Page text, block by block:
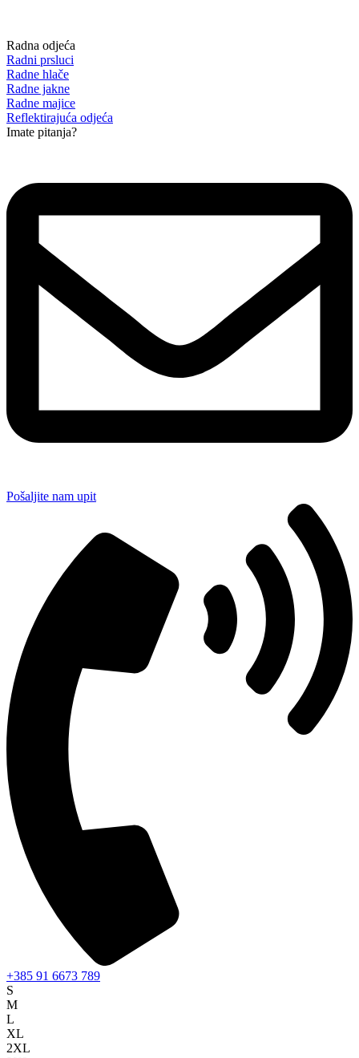
Radna odjeća
Radni prsluci
Radne hlače
Radne jakne
Radne majice
Reflektirajuća odjeća
Imate pitanja?
Pošaljite nam upit
+385 91 6673 789
S
M
L
XL
2XL